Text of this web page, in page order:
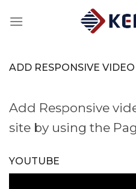
ADD RESPONSIVE
Add Responsive
site by using the
YOUTUBE